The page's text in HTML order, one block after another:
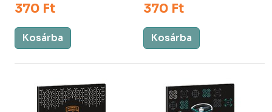
370 Ft
Kosárba
370 Ft
Kosárba